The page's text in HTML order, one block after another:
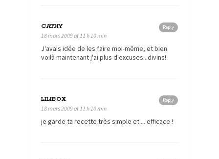
Reply
CATHY
18 mars 2009 at 11 h 10 min
J'avais idée de les faire moi-même, et bien
voilà maintenant j'ai plus d'excuses...divins!
Reply
LILIBOX
18 mars 2009 at 11 h 10 min
je garde ta recette très simple et ... efficace !